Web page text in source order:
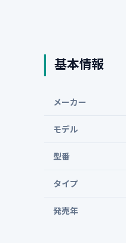
基本情報
メーカー
モデル
型番
タイプ
発売年